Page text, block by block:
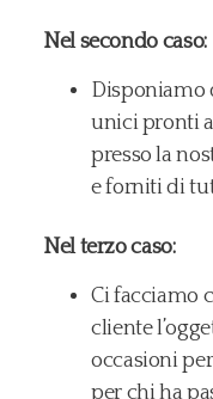
Nel secondo caso:
Disponiamo
unici pronti
presso la
e forniti di
Nel terzo caso:
Ci facciamo
cliente
occasioni
per chi ha